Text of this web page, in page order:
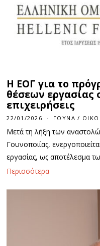
Η ΕΟΓ για το
θέσεων εργασίας
επιχειρήσεις
22/01/2026 ΓΟΎΝΑ /
Μετά τη λήξη των
Γουνοποιίας,
εργασίας, ως αποτέλεσμα
Περισσότερα